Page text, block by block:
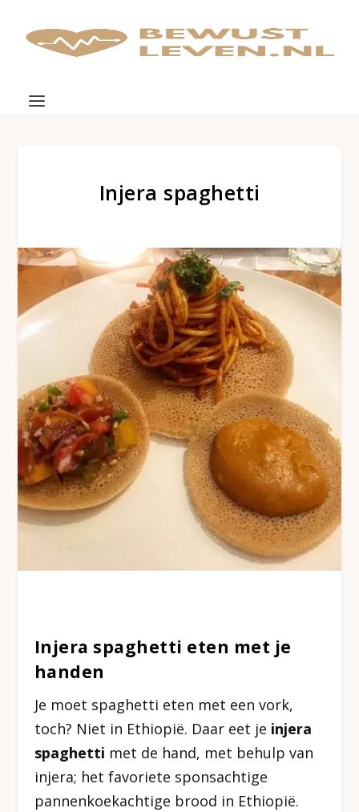
Injera spaghetti
Injera spaghetti eten met je
handen
Je moet spaghetti eten met een vork,
toch? Niet in Ethiopië. Daar eet je injera
spaghetti met de hand, met behulp van
injera; het favoriete sponsachtige
pannenkoekachtige brood in Ethiopië.